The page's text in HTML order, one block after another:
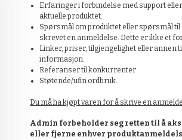
Erfaringer i forbindelse med support
aktuelle produktet.
Spørsmål om produktet eller spørsmål til
skrevet en anmeldelse. Dette er ikke et
Linker, priser, tilgjengelighet eller annen
informasjon.
Referanser til konkurrenter
Støtende/ufin ordbruk.
Du må ha kjøpt varen for å skrive en
Admin forbeholder seg retten til å
eller fjerne enhver